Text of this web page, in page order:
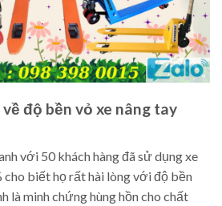
độ bền vỏ xe nâng tay
với 50 khách hàng đã sử dụng xe
cho biết họ rất hài lòng với độ bền
là minh chứng hùng hồn cho chất